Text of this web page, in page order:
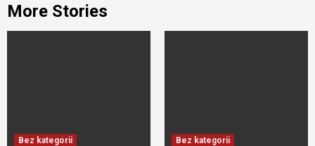
More Stories
Bez kategorii Bez kategorii